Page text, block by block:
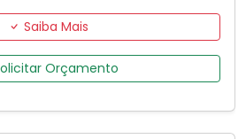
Saiba Mais
Orçamento